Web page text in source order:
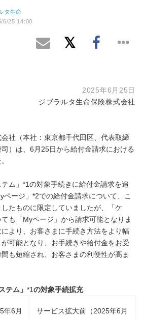
タ生命
6/25 14:00
2025年6月25日
ジブラルタ生命保険株式会社
社（本社：東京都千代田区、代表取締
）は、6月25日から給付金請求における
テム」*1の対象手続きに給付金請求を追
ページ」*2での給付金請求について、こ
たものに限定していましたが、「ケ
も「Myページ」から請求可能となりま
より、お客さまに手続き方法をより幅
可能となり、お手続きや給付金をお受
も短縮され、お客さまの利便性が高ま
テム」 *1の対象手続拡充
年6月
サービス拡大前（2025年6月